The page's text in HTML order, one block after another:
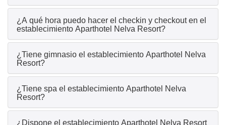
¿A qué hora puedo hacer el checkin y checkout en el
establecimiento Aparthotel Nelva Resort?
¿Tiene gimnasio el establecimiento Aparthotel Nelva
Resort?
¿Tiene spa el establecimiento Aparthotel Nelva
Resort?
¿Dispone el establecimiento Aparthotel Nelva Resort